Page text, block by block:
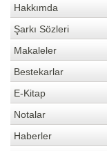
Hakkımda
Şarkı Sözleri
Makaleler
Bestekarlar
E-Kitap
Notalar
Haberler